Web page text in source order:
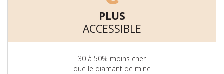
PLUS
ACCESSIBLE
30 à 50% moins cher
que le diamant de mine